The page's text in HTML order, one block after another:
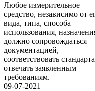
Любое измерительное
средство, независимо от
вида, типа, способа
использования,
должно сопровождаться
документацией,
соответствовать
отвечать заявленным
требованиям.
09-07-2021